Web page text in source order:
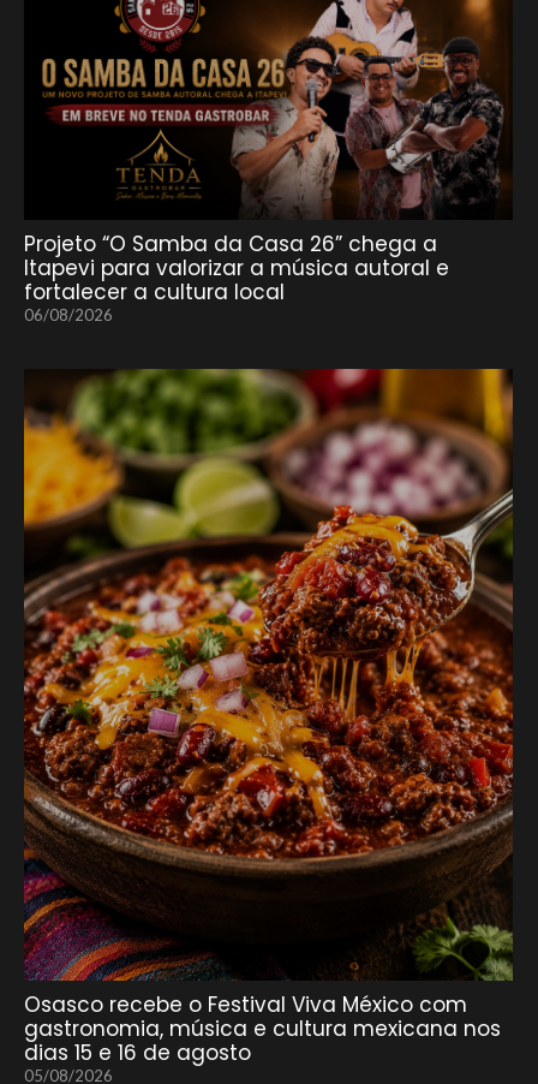
Projeto “O Samba da Casa 26” chega a
Itapevi para valorizar a música autoral e
fortalecer a cultura local
06/08/2026
Osasco recebe o Festival Viva México com
gastronomia, música e cultura mexicana nos
dias 15 e 16 de agosto
05/08/2026